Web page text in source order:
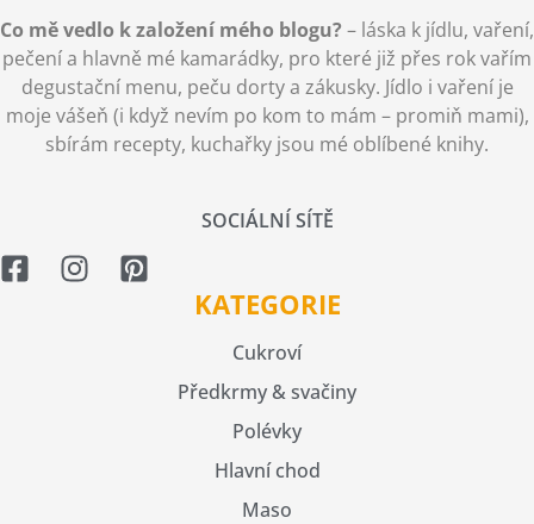
Co mě vedlo k založení mého blogu? – láska k jídlu, vaření,
pečení a hlavně mé kamarádky, pro které již přes rok vařím
degustační menu, peču dorty a zákusky. Jídlo i vaření je
moje vášeň (i když nevím po kom to mám – promiň mami),
sbírám recepty, kuchařky jsou mé oblíbené knihy.
SOCIÁLNÍ SÍTĚ
KATEGORIE
Cukroví
Předkrmy & svačiny
Polévky
Hlavní chod
Maso